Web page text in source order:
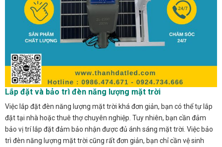
Lắp đặt và bảo trì đèn năng lượng mặt trời
Việc lắp đặt đèn năng lượng mặt trời khá đơn giản, bạn có thể tự lắp
đặt tại nhà hoặc thuê thợ chuyên nghiệp. Tuy nhiên, bạn cần đảm
bảo vị trí lắp đặt đảm bảo nhận được đủ ánh sáng mặt trời. Việc bảo
trì đèn năng lượng mặt trời cũng rất đơn giản, bạn chỉ cần vệ sinh